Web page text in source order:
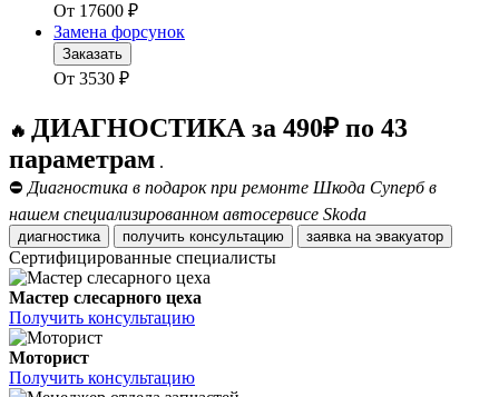
От 17600 ₽
Замена форсунок
Заказать
От 3530 ₽
🔥 ДИАГНОСТИКА за 490₽ по 43
параметрам .
⛔ Диагностика в подарок при ремонте Шкода Суперб в
нашем специализированном автосервисе Skoda
диагностика получить консультацию заявка на эвакуатор
Сертифицированные специалисты
Мастер слесарного цеха
Получить консультацию
Моторист
Получить консультацию